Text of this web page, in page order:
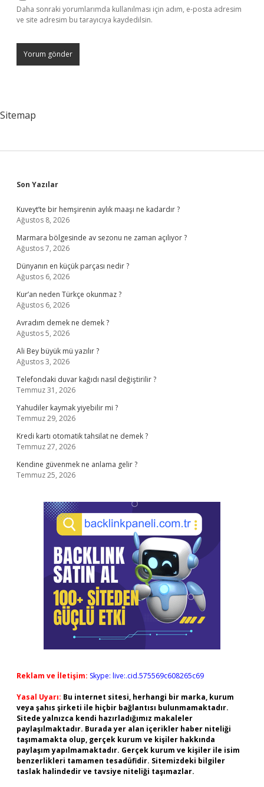
Daha sonraki yorumlarımda kullanılması için adım, e-posta adresim
ve site adresim bu tarayıcıya kaydedilsin.
Sitemap
Sidebar
Son Yazılar
Kuveyt’te bir hemşirenin aylık maaşı ne kadardır ?
Ağustos 8, 2026
Marmara bölgesinde av sezonu ne zaman açılıyor ?
Ağustos 7, 2026
Dünyanın en küçük parçası nedir ?
Ağustos 6, 2026
Kur’an neden Türkçe okunmaz ?
Ağustos 6, 2026
Avradım demek ne demek ?
Ağustos 5, 2026
Ali Bey büyük mü yazılır ?
Ağustos 3, 2026
Telefondaki duvar kağıdı nasıl değiştirilir ?
Temmuz 31, 2026
Yahudiler kaymak yiyebilir mi ?
Temmuz 29, 2026
Kredi kartı otomatik tahsilat ne demek ?
Temmuz 27, 2026
Kendine güvenmek ne anlama gelir ?
Temmuz 25, 2026
Reklam ve İletişim: Skype: live:.cid.575569c608265c69
Yasal Uyarı: Bu internet sitesi, herhangi bir marka, kurum
veya şahıs şirketi ile hiçbir bağlantısı bulunmamaktadır.
Sitede yalnızca kendi hazırladığımız makaleler
paylaşılmaktadır. Burada yer alan içerikler haber niteliği
taşımamakta olup, gerçek kurum ve kişiler hakkında
paylaşım yapılmamaktadır. Gerçek kurum ve kişiler ile isim
benzerlikleri tamamen tesadüfidir. Sitemizdeki bilgiler
taslak halindedir ve tavsiye niteliği taşımazlar.